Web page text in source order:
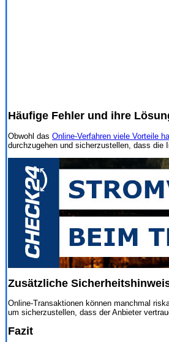
Häufige Fehler und ihre
Obwohl das Online-Verfahren viele Vorteile
durchzugehen und sicherzustellen, dass die
Zusätzliche
Online-Transaktionen können manchmal
um sicherzustellen, dass der Anbieter
Fazit